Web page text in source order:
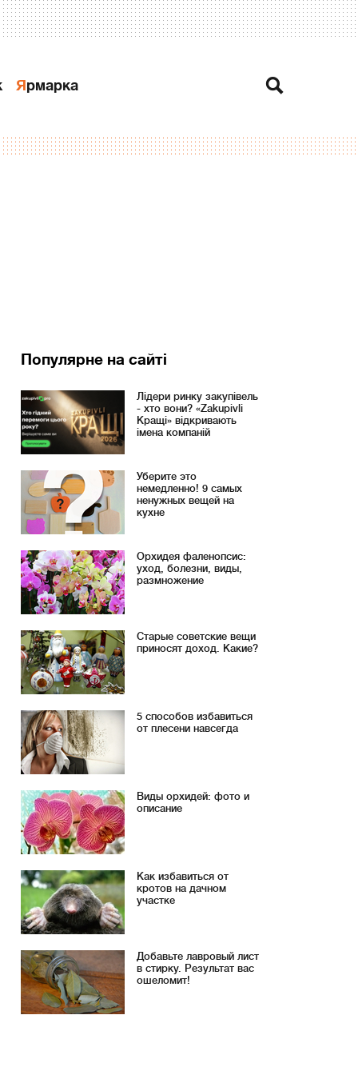
Ярмарка
Популярне на сайті
Лідери ринку закупівель
- хто вони? «Zakupivli
Кращі» відкривають
імена компаній
Уберите это
немедленно! 9 самых
ненужных вещей на
кухне
Орхидея фаленопсис:
уход, болезни, виды,
размножение
Старые советские вещи
приносят доход. Какие?
5 способов избавиться
от плесени навсегда
Виды орхидей: фото и
описание
Как избавиться от
кротов на дачном
участке
Добавьте лавровый лист
в стирку. Результат вас
ошеломит!